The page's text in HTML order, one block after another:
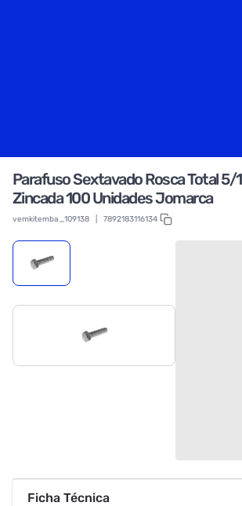
Parafuso Sextavado Rosca Total 5/
Zincada 100 Unidades Jomarca
vemkitemba_109138 7892183116134
Ficha Técnica